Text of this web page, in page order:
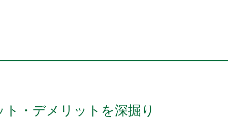
・デメリットを深掘り